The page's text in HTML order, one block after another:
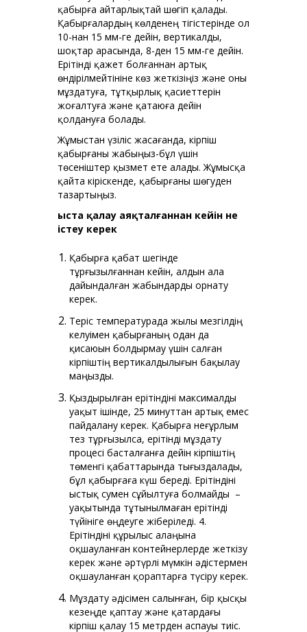
қабырға айтарлықтай шөгіп қалады.
Қабырғалардың көлденең тігістерінде ол
10-нан 15 мм-ге дейін, вертикалды,
шоқтар арасында, 8-ден 15 мм-ге дейін.
Ерітінді қажет болғаннан артық
өндірілмейтініне көз жеткізіңіз және оны
мұздатуға, тұтқырлық қасиеттерін
жоғалтуға және қатаюға дейін
қолдануға болады.
Жұмыстан үзіліс жасағанда, кірпіш
қабырғаны жабыңыз-бұл үшін
төсеніштер қызмет ете алады. Жұмысқа
қайта кіріскенде, қабырғаны шөгуден
тазартыңыз.
Қыста қалау аяқталғаннан кейін не
істеу керек
Қабырға қабат шегінде
тұрғызылғаннан кейін, алдын ала
дайындалған жабындарды орнату
керек.
Теріс температурада жылы мезгілдің
келуімен қабырғаның одан да
қисаюын болдырмау үшін салған
кірпіштің вертикалдылығын бақылау
маңызды.
Қыздырылған ерітіндіні максималды
уақыт ішінде, 25 минуттан артық емес
пайдалану керек. Қабырға неғұрлым
тез тұрғызылса, ерітінді мұздату
процесі басталғанға дейін кірпіштің
төменгі қабаттарында тығыздалады,
бұл қабырғаға күш береді. Ерітіндіні
ыстық сумен сұйылтуға болмайды –
уақытында тұтынылмаған ерітінді
түйініге өңдеуге жіберіледі. 4.
Ерітіндіні құрылыс алаңына
оқшауланған контейнерлерде жеткізу
керек және әртүрлі мүмкін әдістермен
оқшауланған қораптарға түсіру керек.
Мұздату әдісімен салынған, бір қысқы
кезеңде қаптау және қатардағы
кірпіш қалау 15 метрден аспауы тиіс.